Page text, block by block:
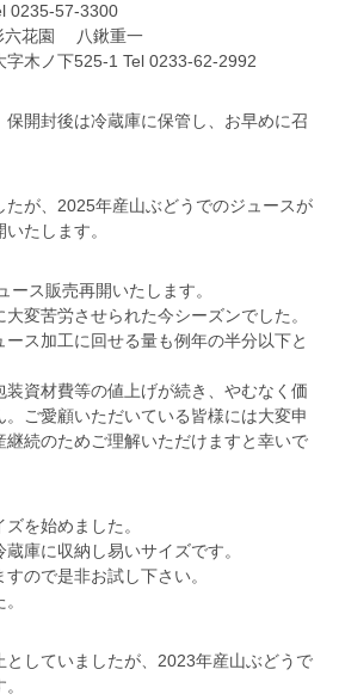
0235-57-3300
六花園 八鍬重一
字木ノ下525-1 Tel 0233-62-2992
開封後は冷蔵庫に保管し、お早めに召
たが、2025年産山ぶどうでのジュースが
たします。
ース販売再開いたします。
変苦労させられた今シーズンでした。
ス加工に回せる量も例年の半分以下と
装資材費等の値上げが続き、やむなく価
ご愛顧いただいている皆様には大変申
継続のためご理解いただけますと幸いで
を始めました。
庫に収納し易いサイズです。
ので是非お試し下さい。
としていましたが、2023年産山ぶどうで